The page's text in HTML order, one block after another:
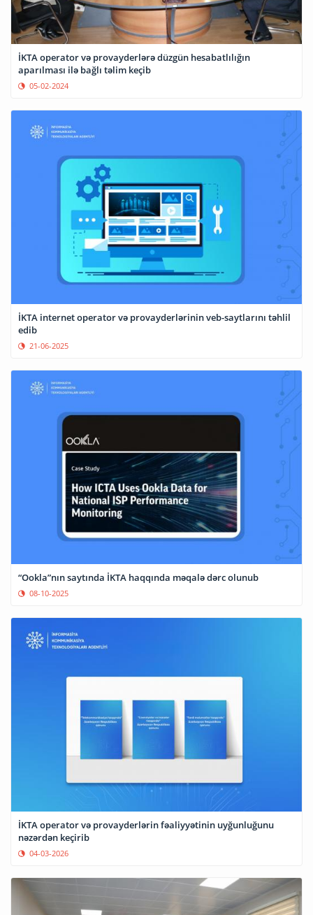
İKTA operator və provayderlərə düzgün hesabatlılığın
aparılması ilə bağlı təlim keçib
05-02-2024
İKTA internet operator və provayderlərinin veb-saytlarını təhlil
edib
21-06-2025
“Ookla”nın saytında İKTA haqqında məqalə dərc olunub
08-10-2025
İKTA operator və provayderlərin fəaliyyətinin uyğunluğunu
nəzərdən keçirib
04-03-2026